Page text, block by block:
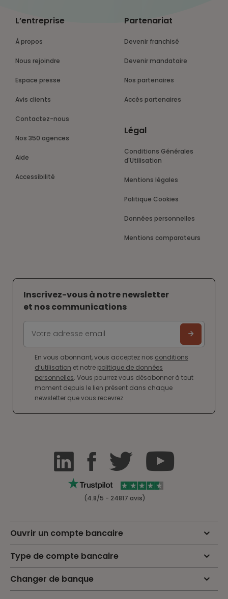
L’entreprise
À propos
Nous rejoindre
Espace presse
Avis clients
Contactez-nous
Nos 350 agences
Aide
Accessibilité
Partenariat
Devenir franchisé
Devenir mandataire
Nos partenaires
Accès partenaires
Légal
Conditions Générales
d'Utilisation
Mentions légales
Politique Cookies
Données personnelles
Mentions comparateurs
Inscrivez-vous à notre newsletter
et nos communications
En vous abonnant, vous acceptez nos conditions
d’utilisation et notre politique de données
personnelles. Vous pourrez vous désabonner à tout
moment depuis le lien présent dans chaque
newsletter que vous recevrez.
(4.8/5 - 24817 avis)
Ouvrir un compte bancaire
Type de compte bancaire
Changer de banque